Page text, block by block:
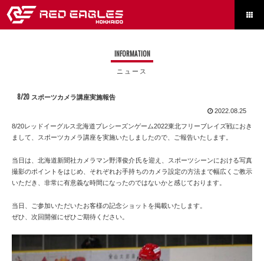

INFORMATION
ニュース
8/20 スポーツカメラ講座実施報告
2022.08.25
8/20レッドイーグルス北海道プレシーズンゲーム2022東北フリーブレイズ戦におき
まして、スポーツカメラ講座を実施いたしましたので、ご報告いたします。
当日は、北海道新聞社カメラマン野澤俊介氏を迎え、スポーツシーンにおける写真
撮影のポイントをはじめ、それぞれお手持ちのカメラ設定の方法まで幅広くご教示
いただき、非常に有意義な時間になったのではないかと感じております。
当日、ご参加いただいたお客様の記念ショットを掲載いたします。
ぜひ、次回開催にぜひご期待ください。